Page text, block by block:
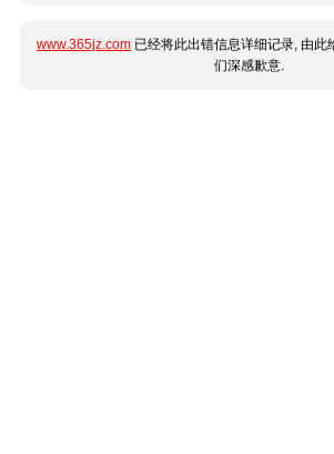
www.365jz.com 已经将此出错信息详细记录, 由此
们深感歉意.